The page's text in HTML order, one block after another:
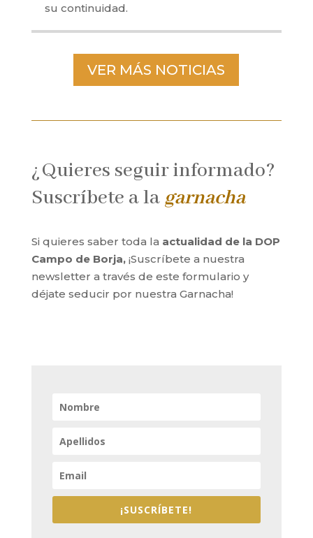
su continuidad.
VER MÁS NOTICIAS
¿Quieres seguir informado?
Suscríbete a la garnacha
Si quieres saber toda la actualidad de la DOP
Campo de Borja,¡Suscríbete a nuestra
newsletter a través de este formulario y
déjate seducir por nuestra Garnacha!
¡SUSCRÍBETE!